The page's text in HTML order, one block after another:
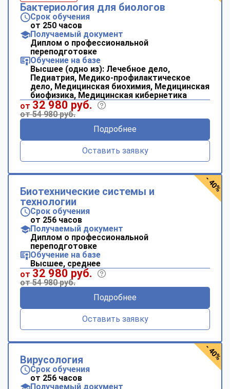
Бактериология для биологов
Срок обучения
от 250 часов
Получаемый документ
Диплом о профессиональной
переподготовке
Обучение на базе
Высшее (одно из): Лечебное дело,
Педиатрия, Медико-профилактическое
дело, Медицинская биохимия, Медицинская
биофизика, Медицинская кибернетика
от 32 980 руб.
от 54 980 руб.
Подробнее
Оставить заявку
Биотехнические системы и
технологии
Срок обучения
от 256 часов
Получаемый документ
Диплом о профессиональной
переподготовке
Обучение на базе
Высшее, среднее
от 32 980 руб.
от 54 980 руб.
Подробнее
Оставить заявку
- 40%
Вирусология
Срок обучения
от 256 часов
Получаемый документ
- 40%